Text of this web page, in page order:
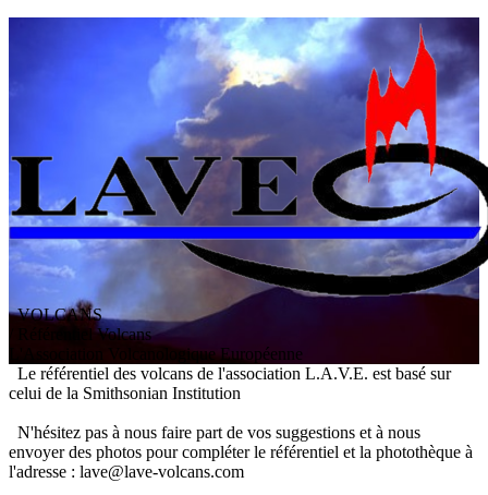
VOLCANS
/ Référentiel Volcans
ssociation V olcanologiqueEuropéenne
Le référentiel des volcans de l'association L.A.V.E. est basé sur
celui de la Smithsonian Institution
N'hésitez pas à nous faire part de vos suggestions et à nous
envoyer des photos pour compléter le référentiel et la photothèque à
l'adresse : lave@lave-volcans.com